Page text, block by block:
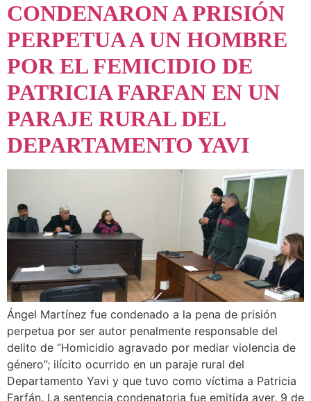
CONDENARON A PRISIÓN
PERPETUA A UN HOMBRE
POR EL FEMICIDIO DE
PATRICIA FARFAN EN UN
PARAJE RURAL DEL
DEPARTAMENTO YAVI
Ángel Martínez fue condenado a la pena de prisión
perpetua por ser autor penalmente responsable del
delito de “Homicidio agravado por mediar violencia de
género”; ilícito ocurrido en un paraje rural del
Departamento Yavi y que tuvo como víctima a Patricia
Farfán. La sentencia condenatoria fue emitida ayer, 9 de